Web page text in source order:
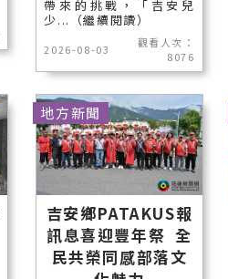
帶來的挑戰，「吉安兒
少...（繼續閱讀）
2026-08-03
觀看人次：
8076
吉安鄉PATAKUS報
訊息喜迎豐年祭 全
民共榮同感部落文
地方新聞